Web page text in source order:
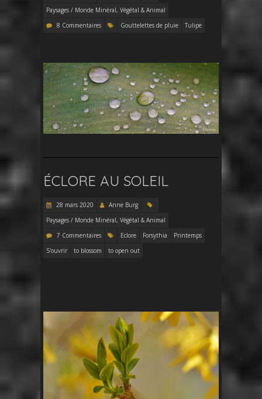
Paysages / Monde Minéral, Végétal & Animal
8 Commentaires
Gouttelettes de pluie Tulipe
ÉCLORE AU SOLEIL
28 mars 2020
Anne Burg
Paysages / Monde Minéral, Végétal & Animal
7 Commentaires
Eclore Forsythia
Printemps
S'ouvrir
to blossom to open out